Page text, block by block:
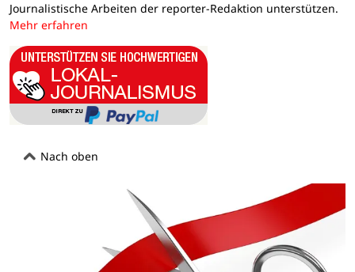
Journalistische Arbeiten der reporter-Redaktion unterstützen.
Mehr erfahren
Nach oben